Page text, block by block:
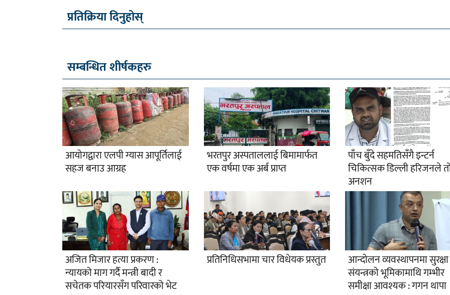
प्रतिक्रिया दिनुहोस्
सम्बन्धित शीर्षकहरु
आयोगद्वारा एलपी ग्यास आपूर्तिलाई
सहज बनाउ आग्रह
भरतपुर अस्पताललाई बिमामार्फत
एक वर्षमा एक अर्ब प्राप्त
पाँच बुँदे सहमतिसँगै इन्टर्न
चिकित्सक डिल्ली हरिजनले
अनशन
अजित मिजार हत्या प्रकरण :
न्यायको माग गर्दै मन्त्री बादी र
सचेतक परियारसँग परिवारको भेट
प्रतिनिधिसभामा चार विधेयक प्रस्तुत आन्दोलन व्यवस्थापनमा सुरक्षा
संयन्त्रको भूमिकामाथि गम्भीर
समीक्षा आवश्यक : गगन थापा